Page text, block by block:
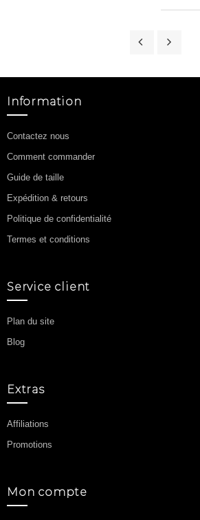
Information
Contactez nous
Comment commander
Guide de taille
Expédition & retours
Politique de confidentialité
Termes et conditions
Service client
Plan du site
Blog
Extras
Affiliations
Promotions
Mon compte